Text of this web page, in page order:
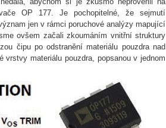
OP 177. Je pochopitelné, že sejmutí
jen v rámci poruchové analýzy mapující
ovšem začali zkoumáním vnitřní struktury
čipu po odstranění materiálu pouzdra nad
materiálu pouzdra, popsanou v jednom